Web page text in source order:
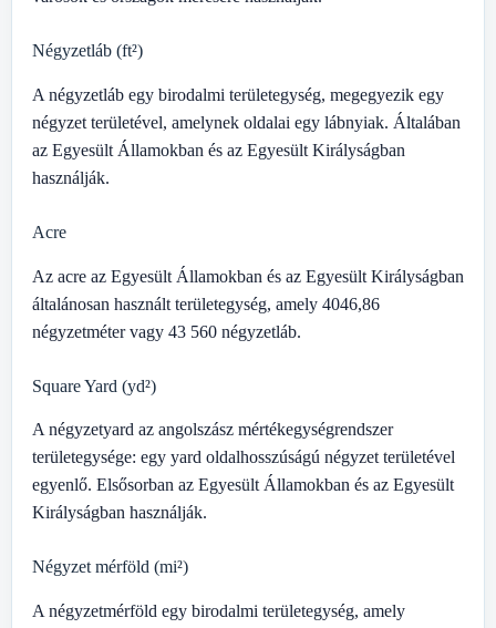
Négyzetláb (ft²)
A négyzetláb egy birodalmi területegység, megegyezik egy
négyzet területével, amelynek oldalai egy lábnyiak. Általában
az Egyesült Államokban és az Egyesült Királyságban
használják.
Acre
Az acre az Egyesült Államokban és az Egyesült Királyságban
általánosan használt területegység, amely 4046,86
négyzetméter vagy 43 560 négyzetláb.
Square Yard (yd²)
A négyzetyard az angolszász mértékegységrendszer
területegysége: egy yard oldalhosszúságú négyzet területével
egyenlő. Elsősorban az Egyesült Államokban és az Egyesült
Királyságban használják.
Négyzet mérföld (mi²)
A négyzetmérföld egy birodalmi területegység, amely